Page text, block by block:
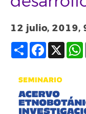
12 julio, 2019,
Compartir
Facebook
X